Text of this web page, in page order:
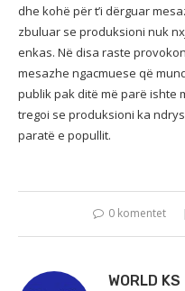
dhe kohë për t’i dërguar
zbuluar se produksioni nuk
enkas. Në disa raste
mesazhe ngacmuese që
publik pak ditë më parë ishte
tregoi se produksioni ka
paratë e popullit.
0 komentet
WORLD KS